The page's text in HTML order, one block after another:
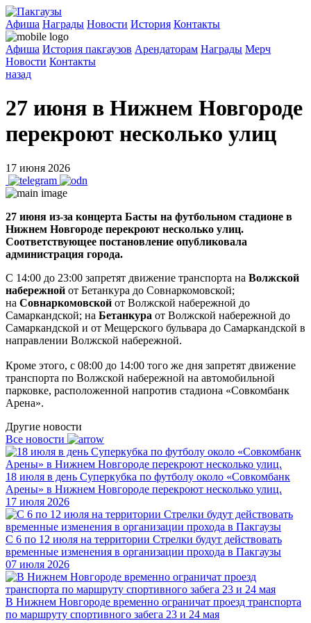
Афиша Награды Новости История Контакты
Афиша История пакгаузов Арендаторам Награды Мерч
Новости Контакты
назад
27 июня в Нижнем Новгороде
перекроют несколько улиц
17 июня 2026
27 июня из-за концерта Басты на футбольном стадионе в
Нижнем Новгороде перекроют несколько улиц.
Соответствующее постановление опубликовала
администрация города.
С 14:00 до 23:00 запретят движение транспорта на Волжской
набережной от Бетанкура до Совнаркомовской;
на Совнаркомовской от Волжской набережной до
Самаркандской; на Бетанкура от Волжской набережной до
Самаркандской и от Мещерского бульвара до Самаркандской в
направлении Волжской набережной.
Кроме этого, с 08:00 до 14:00 того же дня запретят движение
транспорта по Волжской набережной на автомобильной
парковке, расположенной напротив стадиона «Совкомбанк
Арена».
Другие новости
Все новости
18 июля в день Суперкубка по футболу около «Совкомбанк
Арены» в Нижнем Новгороде перекроют несколько улиц.
17 июля 2026
С 6 по 12 июля на территории Стрелки будут действовать
временные изменения в организации прохода в Пакгаузы
07 июля 2026
В Нижнем Новгороде временно ограничат проезд транспорта
по маршруту спортивного забега 23 и 24 мая